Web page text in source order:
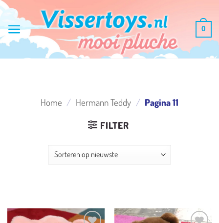
Ga
inhoud
0
Home / Hermann Teddy / Pagina 11
FILTER